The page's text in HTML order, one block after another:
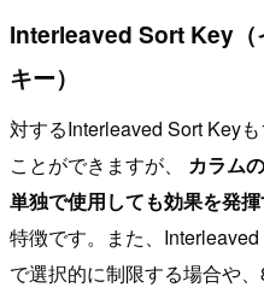
Interleaved Sort Key（
キー）
対するInterleaved Sort Key
ことができますが、 カラム
単独で使用しても効果を発
特徴です。また、
で選択的に制限する場合や